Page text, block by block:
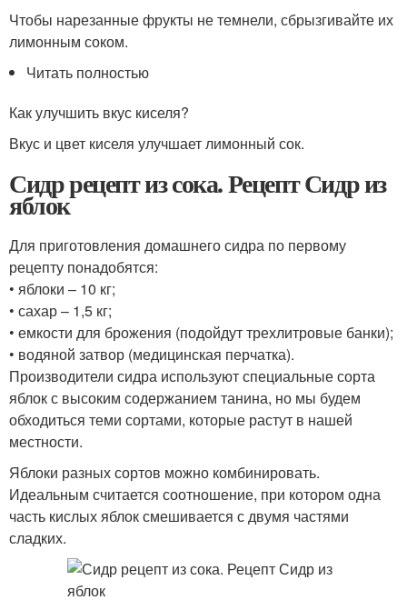
Чтобы нарезанные фрукты не темнели, сбрызгивайте их
лимонным соком.
Читать полностью
Как улучшить вкус киселя?
Вкус и цвет киселя улучшает лимонный сок.
Сидр рецепт из сока. Рецепт Сидр из
яблок
Для приготовления домашнего сидра по первому
рецепту понадобятся:
• яблоки – 10 кг;
• сахар – 1,5 кг;
• емкости для брожения (подойдут трехлитровые банки);
• водяной затвор (медицинская перчатка).
Производители сидра используют специальные сорта
яблок с высоким содержанием танина, но мы будем
обходиться теми сортами, которые растут в нашей
местности.
Яблоки разных сортов можно комбинировать.
Идеальным считается соотношение, при котором одна
часть кислых яблок смешивается с двумя частями
сладких.